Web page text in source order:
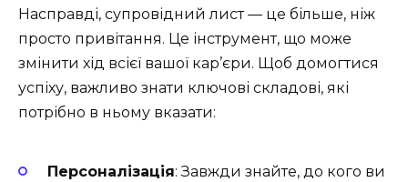
Насправді, супровідний лист — це більше, ніж
просто привітання. Це інструмент, що може
змінити хід всієї вашої кар’єри. Щоб домогтися
успіху, важливо знати ключові складові, які
потрібно в ньому вказати:
Персоналізація: Завжди знайте, до кого ви